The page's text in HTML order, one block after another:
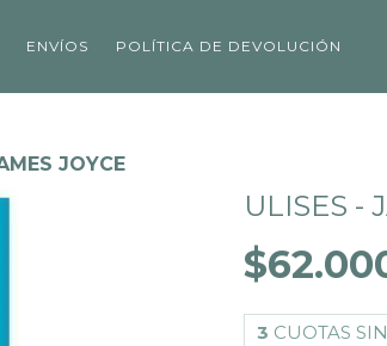
ENVÍOS POLÍTICA DE DEVOLUCIÓN
JOYCE
ULISES -
3 CUOTAS